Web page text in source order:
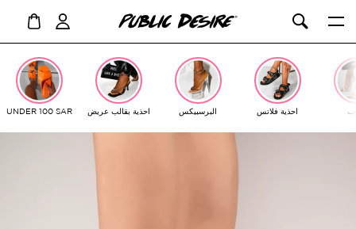
احذية فلاتس البرسبيكس احذية بقالب عريض UNDER 100 SAR